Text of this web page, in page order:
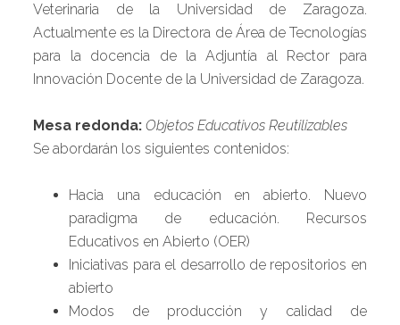
Veterinaria de la Universidad de Zaragoza.
Actualmente es la Directora de Área de Tecnologías
para la docencia de la Adjuntía al Rector para
Innovación Docente de la Universidad de Zaragoza.
Mesa redonda:Objetos Educativos Reutilizables
Se abordarán los siguientes contenidos:
Hacia una educación en abierto. Nuevo
paradigma de educación. Recursos
Educativos en Abierto (OER)
Iniciativas para el desarrollo de repositorios en
abierto
Modos de producción y calidad de